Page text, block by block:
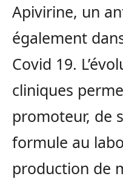
Apivirine, un
également
Covid 19.
cliniques
promoteur, de
formule au
production de